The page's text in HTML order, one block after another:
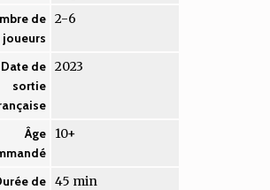
de
joueurs
2-6
Date de
sortie
2023
Âge
10+
de
45 min